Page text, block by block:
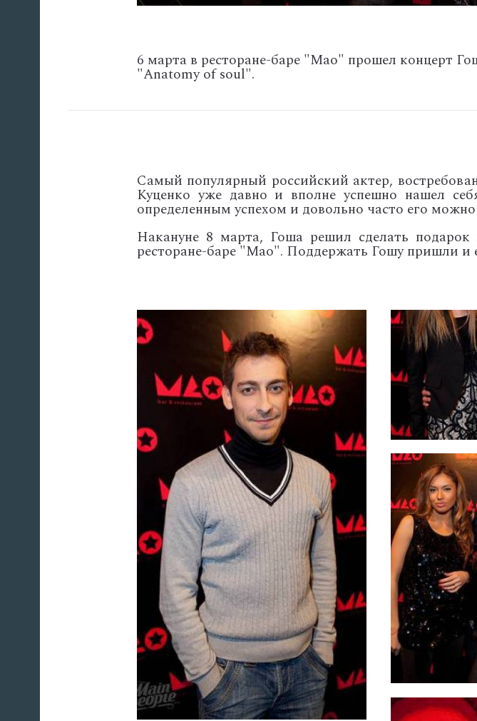
6 марта в ресторане-баре "Мао" прошел концерт
"Anatomy of soul".
Самый популярный российский актер,
Куценко уже давно и вполне успешно нашел
определенным успехом и довольно часто его
Накануне 8 марта, Гоша решил сделать
ресторане-баре "Мао". Поддержать Гошу пришли и
'